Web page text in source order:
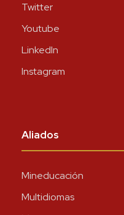
Twitter
Youtube
LinkedIn
Instagram
Aliados
Mineducación
Multidiomas